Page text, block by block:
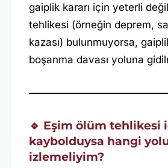
gaiplik kararı için yeterli
tehlikesi (örneğin deprem,
kazası) bulunmuyorsa,
boşanma davası yoluna
🔹 Eşim ölüm tehlikesi
kaybolduysa hangi
izlemeliyim?